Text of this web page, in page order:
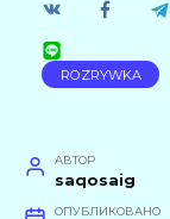
ROZRYWKA
АВТОР
saqosaig
ОПУБЛИКОВАНО